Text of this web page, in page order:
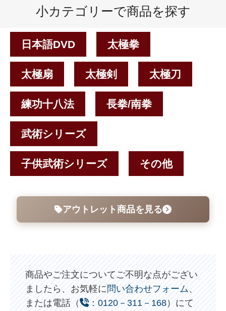
小カテゴリーで商品を探す
日本語DVD 太極拳
太極扇 太極剣 太極刀
練功十八法 長拳/南拳
武術シリーズ
子供武術シリーズ その他
アウトレット商品を見る
商品やご注文についてご不明な点がござい
ましたら、お気軽に 問い合わせフォーム 、
または電話（
：0120－311－168）にて